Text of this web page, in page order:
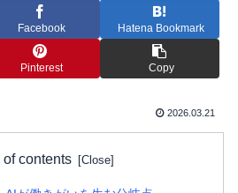
Facebook Hatena Bookmark
Pinterest Copy
2026.03.21
of contents